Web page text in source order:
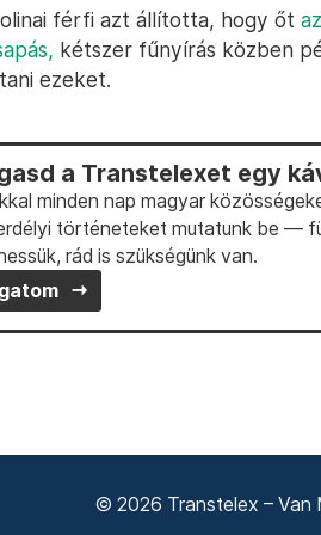
férfi azt állította, hogy őt
kétszer fűnyírás közben
ezeket.
a Transtelexet egy
minden nap magyar
történeteket mutatunk be —
rád is szükségünk van.
© 2026 Transtelex – Van